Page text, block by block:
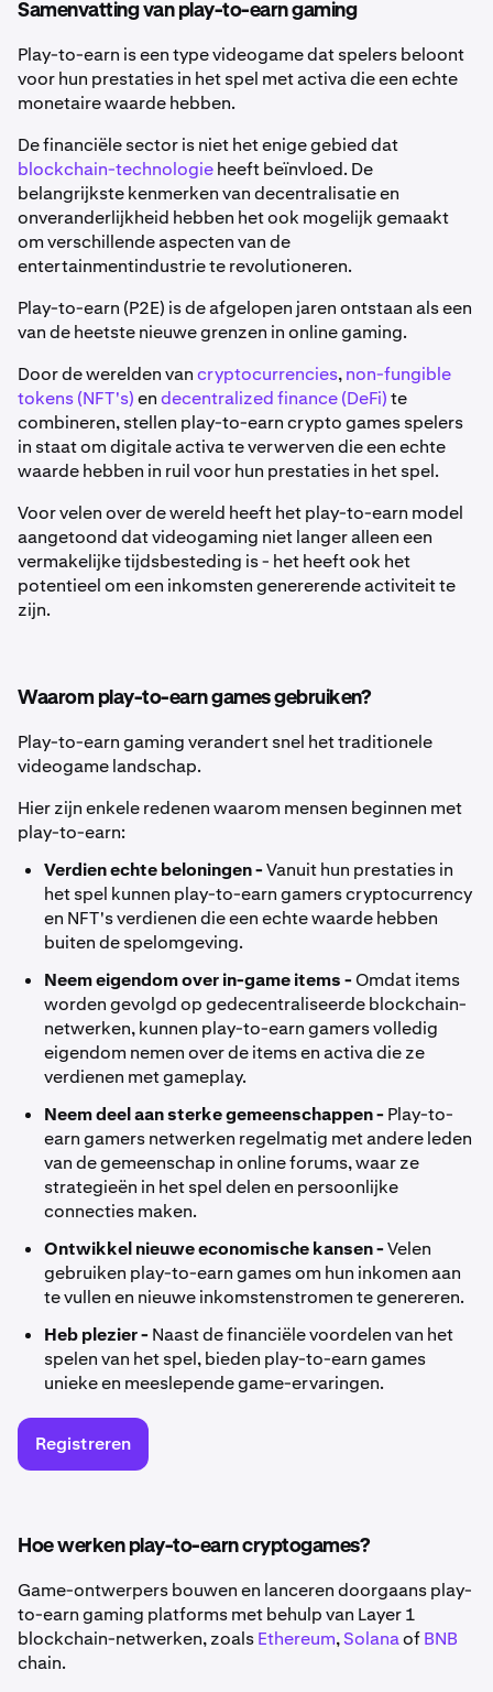
Samenvatting van play-to-earn gaming
Play-to-earn is een type videogame dat spelers beloont
voor hun prestaties in het spel met activa die een echte
monetaire waarde hebben.
De financiële sector is niet het enige gebied dat
blockchain-technologieheeft beïnvloed. De
belangrijkste kenmerken van decentralisatie en
onveranderlijkheid hebben het ook mogelijk gemaakt
om verschillende aspecten van de
entertainmentindustrie te revolutioneren.
Play-to-earn (P2E) is de afgelopen jaren ontstaan als een
van de heetste nieuwe grenzen in online gaming.
Door de werelden vancryptocurrencies,non-fungible
tokens (NFT's)endecentralized finance (DeFi)te
combineren, stellen play-to-earn crypto games spelers
in staat om digitale activa te verwerven die een echte
waarde hebben in ruil voor hun prestaties in het spel.
Voor velen over de wereld heeft het play-to-earn model
aangetoond dat videogaming niet langer alleen een
vermakelijke tijdsbesteding is - het heeft ook het
potentieel om een inkomsten genererende activiteit te
zijn.
Waarom play-to-earn games gebruiken?
Play-to-earn gaming verandert snel het traditionele
videogame landschap.
Hier zijn enkele redenen waarom mensen beginnen met
play-to-earn:
Verdien echte beloningen -Vanuit hun prestaties in
het spel kunnen play-to-earn gamers cryptocurrency
en NFT's verdienen die een echte waarde hebben
buiten de spelomgeving.
Neem eigendom over in-game items -Omdat items
worden gevolgd op gedecentraliseerde blockchain-
netwerken, kunnen play-to-earn gamers volledig
eigendom nemen over de items en activa die ze
verdienen met gameplay.
Neem deel aan sterke gemeenschappen -Play-to-
earn gamers netwerken regelmatig met andere leden
van de gemeenschap in online forums, waar ze
strategieën in het spel delen en persoonlijke
connecties maken.
Ontwikkel nieuwe economische kansen -Velen
gebruiken play-to-earn games om hun inkomen aan
te vullen en nieuwe inkomstenstromen te genereren.
Heb plezier -Naast de financiële voordelen van het
spelen van het spel, bieden play-to-earn games
unieke en meeslepende game-ervaringen.
Registreren
Hoe werken play-to-earn cryptogames?
Game-ontwerpers bouwen en lanceren doorgaans play-
to-earn gaming platforms met behulp van Layer 1
blockchain-netwerken, zoalsEthereum,SolanaofBNB
chain.